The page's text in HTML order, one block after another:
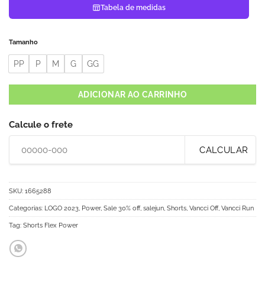
Tabela de medidas
Tamanho
PP P M G GG
ADICIONAR AO CARRINHO
Calcule o frete
CALCULAR
SKU: 1665288
Categorias: LOGO 2023, Power, Sale 30% off, salejun, Shorts, Vancci Off, Vancci Run
Tag: Shorts Flex Power